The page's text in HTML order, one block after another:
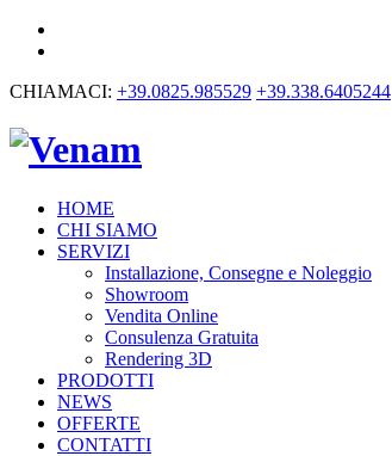
CHIAMACI: +39.0825.985529 +39.338.6405244
HOME
CHI SIAMO
SERVIZI
Installazione, Consegne e Noleggio
Showroom
Vendita Online
Consulenza Gratuita
Rendering 3D
PRODOTTI
NEWS
OFFERTE
CONTATTI